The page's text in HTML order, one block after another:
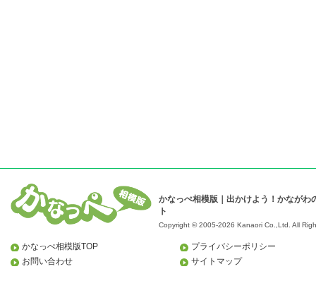
かなっぺ相模版｜出かけよう！かながわ
ト
Copyright © 2005-2026 Kanaori Co.,Ltd. All
かなっぺ相模版TOP
お問い合わせ
プライバシーポリシー
サイトマップ